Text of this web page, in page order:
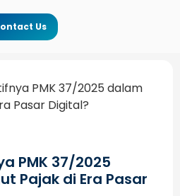
Us
PMK 37/2025 dalam
Pasar Digital?
PMK 37/2025
Pajak di Era Pasar